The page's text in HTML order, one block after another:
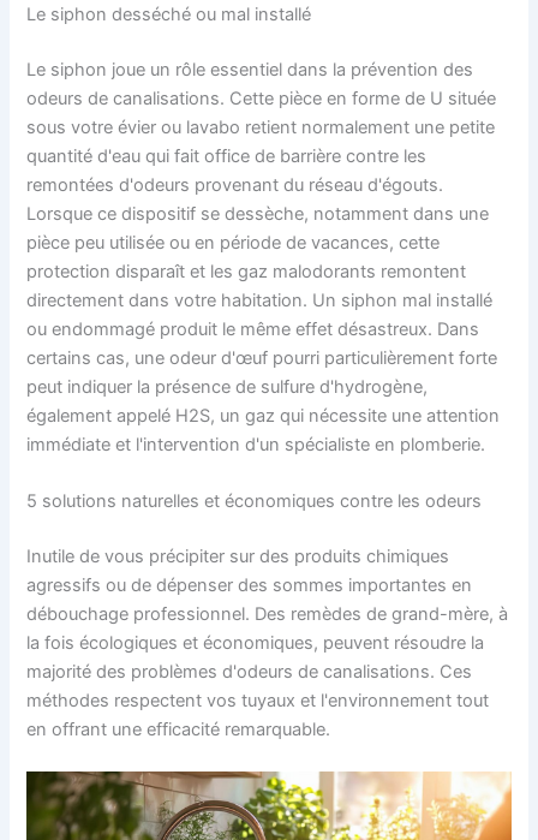
Le siphon desséché ou mal installé
Le siphon joue un rôle essentiel dans la prévention des
odeurs de canalisations. Cette pièce en forme de U située
sous votre évier ou lavabo retient normalement une petite
quantité d'eau qui fait office de barrière contre les
remontées d'odeurs provenant du réseau d'égouts.
Lorsque ce dispositif se dessèche, notamment dans une
pièce peu utilisée ou en période de vacances, cette
protection disparaît et les gaz malodorants remontent
directement dans votre habitation. Un siphon mal installé
ou endommagé produit le même effet désastreux. Dans
certains cas, une odeur d'œuf pourri particulièrement forte
peut indiquer la présence de sulfure d'hydrogène,
également appelé H2S, un gaz qui nécessite une attention
immédiate et l'intervention d'un spécialiste en plomberie.
5 solutions naturelles et économiques contre les odeurs
Inutile de vous précipiter sur des produits chimiques
agressifs ou de dépenser des sommes importantes en
débouchage professionnel. Des remèdes de grand-mère, à
la fois écologiques et économiques, peuvent résoudre la
majorité des problèmes d'odeurs de canalisations. Ces
méthodes respectent vos tuyaux et l'environnement tout
en offrant une efficacité remarquable.